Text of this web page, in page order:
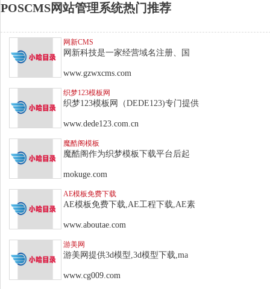
POSCMS网站管理系统热门推荐
网新CMS
网新科技是一家经营域名注册、国
www.gzwxcms.com
织梦123模板网
织梦123模板网（DEDE123)专门提供
www.dede123.com.cn
魔酷阁模板
魔酷阁作为织梦模板下载平台后起
mokuge.com
AE模板免费下载
AE模板免费下载,AE工程下载,AE素
www.aboutae.com
游美网
游美网提供3d模型,3d模型下载,ma
www.cg009.com